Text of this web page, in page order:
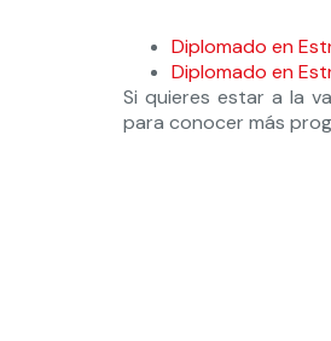
Diplomado en
Diplomado en
Si quieres estar a la
para conocer más